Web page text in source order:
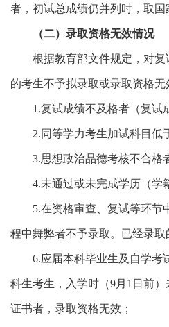
者，初试总成绩仍并列时，取国
（二）录取资格无效情况
根据教育部文件规定，对
的考生不予拟录取或录取资格无
1.复试成绩不及格者（复试
2.同等学力考生加试科目低
3.思想政治品德考核不合格
4.未通过或未完成学历（学
5.在资格审查、复试等环节
程中舞弊者不予录取。已经录取
6.应届本科毕业生及自学考
科生考生，入学时（9月1日前
证书者，录取资格无效；